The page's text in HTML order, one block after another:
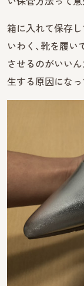
箱に入れて保存し
いわく、靴を履い
させるのがいい
生する原因にな